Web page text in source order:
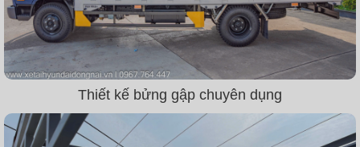
Thiết kế bửng gập chuyên dụng